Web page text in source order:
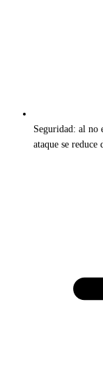
Seguridad: al no
ataque se reduce